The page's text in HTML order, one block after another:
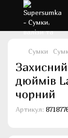
Сумки
дюймів
чорний
Артикул: